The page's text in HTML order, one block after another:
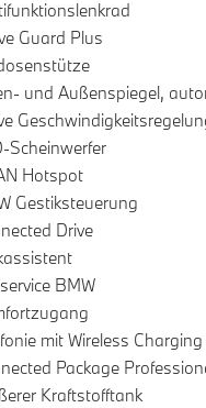
Guard Plus
und Außenspiegel,
Scheinwerfer
Hotspot
Gestiksteuerung
Drive
BMW
mit Wireless Charging
Package
Kraftstofftank